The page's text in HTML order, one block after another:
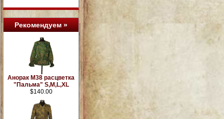
Рекомендуем »
Анорак М38 расцветка
"Пальма" S,M,L,XL
$140.00